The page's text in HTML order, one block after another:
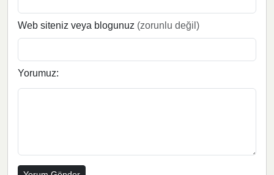
Web siteniz veya blogunuz (zorunlu değil)
Yorumuz: